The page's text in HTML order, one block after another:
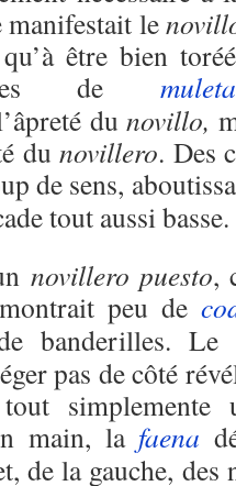
manifestait le
être bien
de muleta
du novillo,
du novillero. Des
de sens,
tout aussi basse.
novillero puesto,
peu de
banderilles. Le
pas de côté
simplemente
main, la faena
de la gauche, des